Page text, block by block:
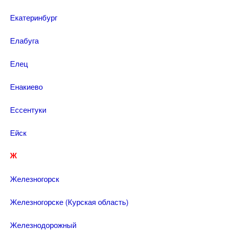
Екатеринбург
Елабуга
Елец
Енакиево
Ессентуки
Ейск
Ж
Железногорск
Железногорске (Курская область)
Железнодорожный